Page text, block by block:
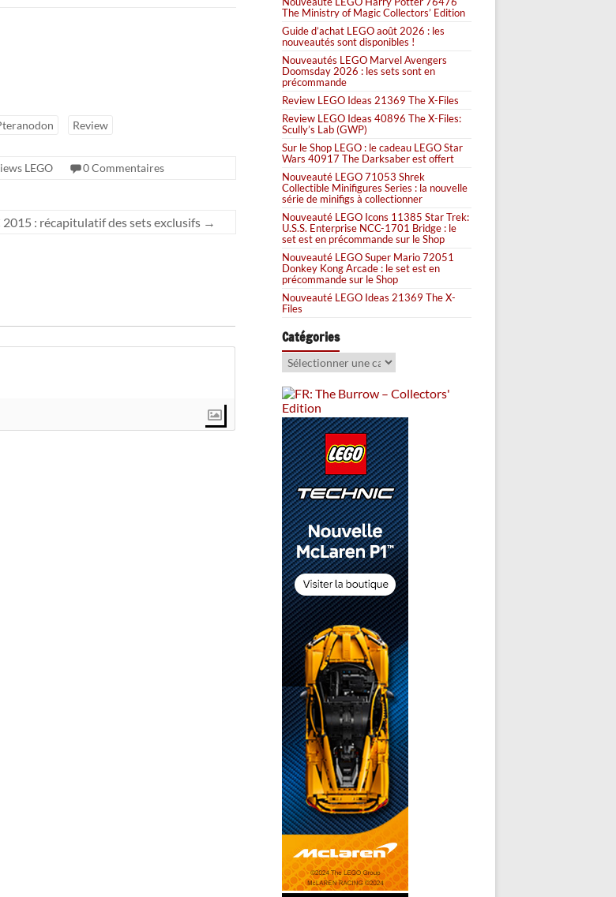
Review
LEGO 0 Commentaires
2015 : récapitulatif des sets exclusifs →
The Ministry of Magic Collectors’ Edition
Guide d’achat LEGO août 2026 : les
nouveautés sont disponibles !
Nouveautés LEGO Marvel Avengers
Doomsday 2026 : les sets sont en
précommande
Review LEGO Ideas 21369 The X-Files
Review LEGO Ideas 40896 The X-Files:
Scully’s Lab (GWP)
Sur le Shop LEGO : le cadeau LEGO Star
Wars 40917 The Darksaber est offert
Nouveauté LEGO 71053 Shrek
Collectible Minifigures Series : la nouvelle
série de minifigs à collectionner
Nouveauté LEGO Icons 11385 Star Trek:
U.S.S. Enterprise NCC-1701 Bridge : le
set est en précommande sur le Shop
Nouveauté LEGO Super Mario 72051
Donkey Kong Arcade : le set est en
précommande sur le Shop
Nouveauté LEGO Ideas 21369 The X-
Files
Catégories
Catégories